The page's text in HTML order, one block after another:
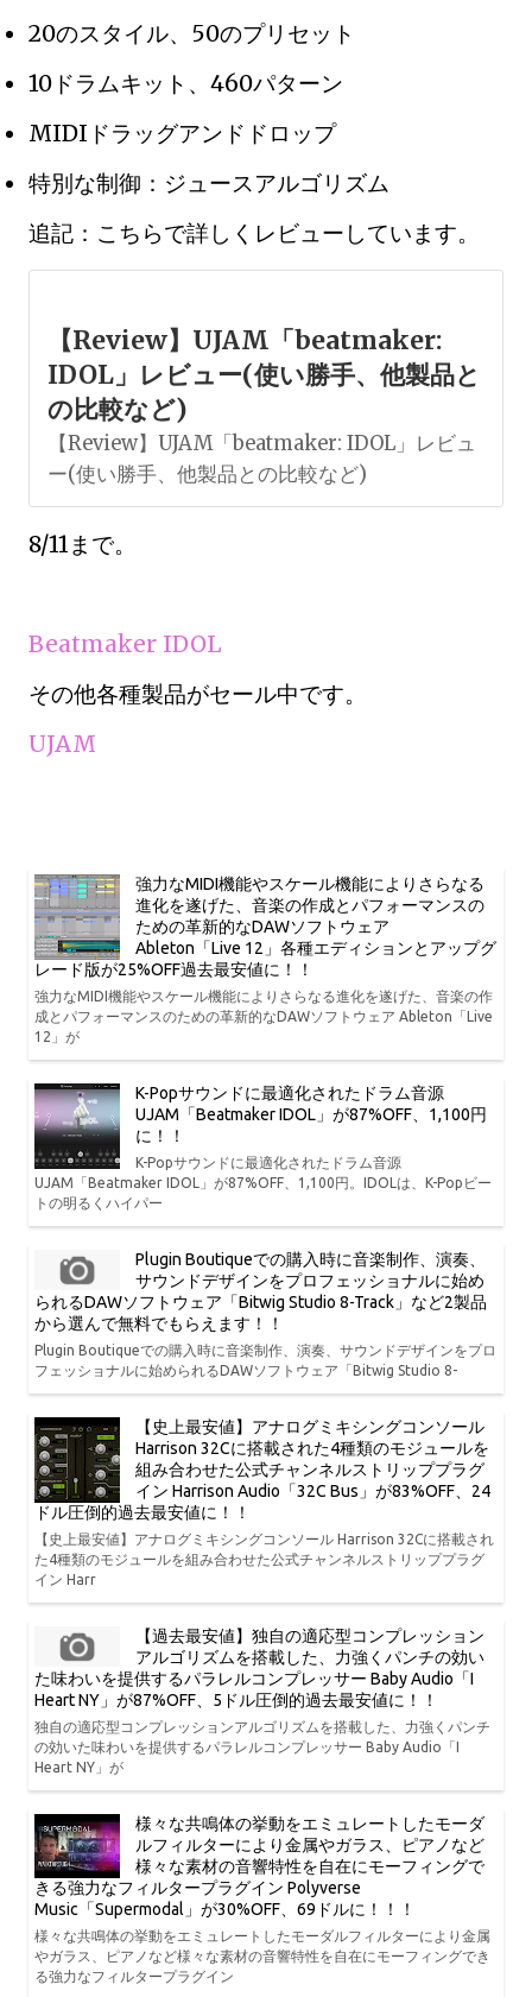
20のスタイル、50のプリセット
10ドラムキット、460パターン
MIDIドラッグアンドドロップ
特別な制御：ジュースアルゴリズム
追記：こちらで詳しくレビューしています。
【Review】UJAM「beatmaker:
IDOL」レビュー(使い勝手、他製品と
の比較など)
【Review】UJAM「beatmaker: IDOL」レビュ
ー(使い勝手、他製品との比較など)
8/11まで。
Beatmaker IDOL
その他各種製品がセール中です。
UJAM
強力なMIDI機能やスケール機能によりさらなる
進化を遂げた、音楽の作成とパフォーマンスの
ための革新的なDAWソフトウェア
Ableton「Live 12」各種エディションとアップグ
レード版が25%OFF過去最安値に！！
強力なMIDI機能やスケール機能によりさらなる進化を遂げた、音楽の作
成とパフォーマンスのための革新的なDAWソフトウェア Ableton「Live
12」が
K-Popサウンドに最適化されたドラム音源
UJAM「Beatmaker IDOL」が87%OFF、1,100円
に！！
K-Popサウンドに最適化されたドラム音源
UJAM「Beatmaker IDOL」が87%OFF、1,100円。IDOLは、K-Popビー
トの明るくハイパー
Plugin Boutiqueでの購入時に音楽制作、演奏、
サウンドデザインをプロフェッショナルに始め
られるDAWソフトウェア「Bitwig Studio 8-Track」など2製品
から選んで無料でもらえます！！
Plugin Boutiqueでの購入時に音楽制作、演奏、サウンドデザインをプロ
フェッショナルに始められるDAWソフトウェア「Bitwig Studio 8-
【史上最安値】アナログミキシングコンソール
Harrison 32Cに搭載された4種類のモジュールを
組み合わせた公式チャンネルストリッププラグ
イン Harrison Audio「32C Bus」が83%OFF、24
ドル圧倒的過去最安値に！！
【史上最安値】アナログミキシングコンソール Harrison 32Cに搭載され
た4種類のモジュールを組み合わせた公式チャンネルストリッププラグ
イン Harr
【過去最安値】独自の適応型コンプレッション
アルゴリズムを搭載した、力強くパンチの効い
た味わいを提供するパラレルコンプレッサー Baby Audio「I
Heart NY」が87%OFF、5ドル圧倒的過去最安値に！！
独自の適応型コンプレッションアルゴリズムを搭載した、力強くパンチ
の効いた味わいを提供するパラレルコンプレッサー Baby Audio「I
Heart NY」が
様々な共鳴体の挙動をエミュレートしたモーダ
ルフィルターにより金属やガラス、ピアノなど
様々な素材の音響特性を自在にモーフィングで
きる強力なフィルタープラグイン Polyverse
Music「Supermodal」が30%OFF、69ドルに！！！
様々な共鳴体の挙動をエミュレートしたモーダルフィルターにより金属
やガラス、ピアノなど様々な素材の音響特性を自在にモーフィングでき
る強力なフィルタープラグイン